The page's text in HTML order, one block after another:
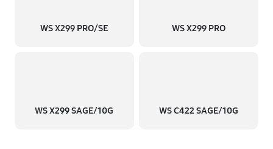
WS X299 PRO/SE WS X299 PRO
WS X299 SAGE/10G WS C422 SAGE/10G